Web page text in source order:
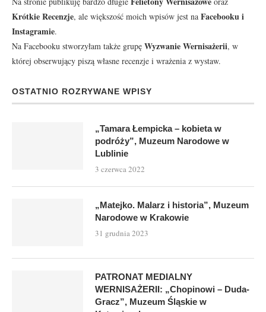
Krótkie Recenzje, ale większość moich wpisów jest na Facebookui
Instagramie.
Na Facebooku stworzyłam także grupę Wyzwanie Wernisażerii, w
której obserwujący piszą własne recenzje i wrażenia z wystaw.
OSTATNIO ROZRYWANE WPISY
„Tamara Łempicka – kobieta w
podróży”, Muzeum Narodowe w
Lublinie
3 czerwca 2022
„Matejko. Malarz i historia”, Muzeum
Narodowe w Krakowie
31 grudnia 2023
PATRONAT MEDIALNY
WERNISAŻERII: „Chopinowi – Duda-
Gracz”, Muzeum Śląskie w